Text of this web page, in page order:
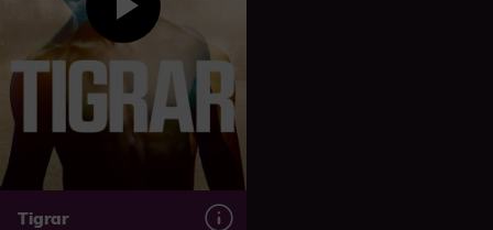
Tigrar